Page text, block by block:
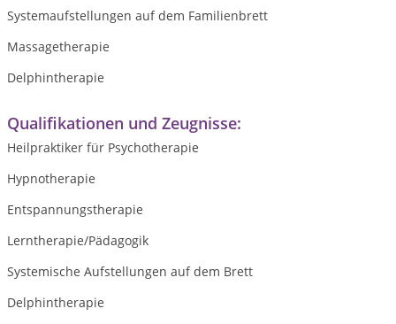
Systemaufstellungen auf dem Familienbrett
Massagetherapie
Delphintherapie
Qualifikationen und Zeugnisse:
Heilpraktiker für Psychotherapie
Hypnotherapie
Entspannungstherapie
Lerntherapie/Pädagogik
Systemische Aufstellungen auf dem Brett
Delphintherapie